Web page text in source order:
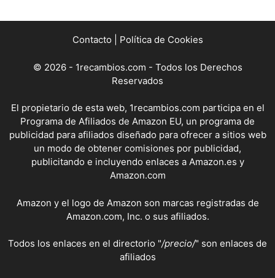
Contacto Política de Cookies
© 2026 - 1recambios.com - Todos los Derechos
Reservados
El propietario de esta web, 1recambios.com participa en el
Programa de Afiliados de Amazon EU, un programa de
publicidad para afiliados diseñado para ofrecer a sitios web
un modo de obtener comisiones por publicidad,
publicitando e incluyendo enlaces a Amazon.es y
Amazon.com
Amazon y el logo de Amazon son marcas registradas de
Amazon.com, Inc. o sus afiliados.
Todos los enlaces en el directorio "/precio/" son enlaces de
afiliados